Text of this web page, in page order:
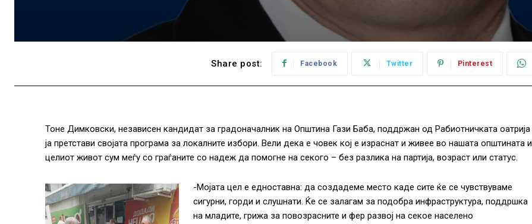
Share post: Facebook Twitter Pinterest
Тоне Димковски, независен кандидат за градоначалник на Општина Гази Баба, поддржан од Рабиотничката оатрија
ја претстави својата програма за локалните избори. Вели дека е човек кој е израснат и живее во нашата општината и
целиот живот сум меѓу со граѓаните со надеж да помогне на секого – без разлика на партија, возраст или статус.
-Мојата цел е едноставна: да создадеме место каде сите ќе се чувствуваме
сигурни, горди и слушнати. Ќе се залагам за подобра инфраструктура, поддршка
на младите, грижа за повозрасните и фер развој на секое населено